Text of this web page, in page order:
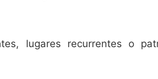
lugares recurrentes o